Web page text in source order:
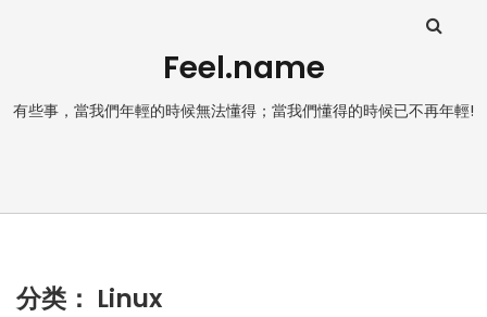
Feel.name
有些事，當我們年輕的時候無法懂得；當我們懂得的時候已不再年輕!
分类： Linux